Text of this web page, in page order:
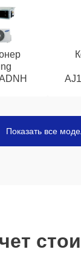
Показать все